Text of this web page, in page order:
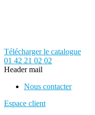
Télécharger le catalogue
01 42 21 02 02
Header mail
Nous contacter
Espace client